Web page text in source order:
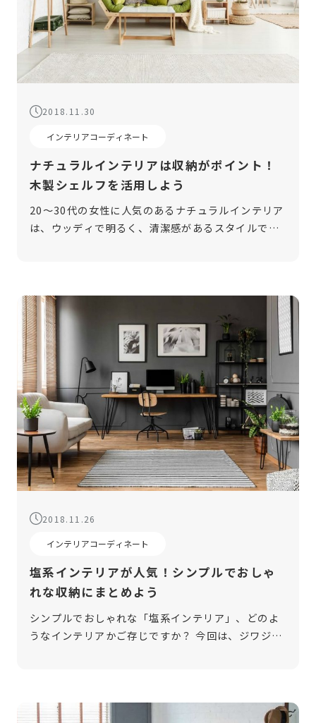
2018.11.30
インテリアコーディネート
ナチュラルインテリアは収納がポイント！
木製シェルフを活用しよう
20～30代の女性に人気のあるナチュラルインテリア
は、ウッディで明るく、清潔感があるスタイルで
2018.11.26
インテリアコーディネート
塩系インテリアが人気！シンプルでおしゃ
れな収納にまとめよう
シンプルでおしゃれな「塩系インテリア」、どのよ
うなインテリアかご存じですか？ 今回は、ジワジワ